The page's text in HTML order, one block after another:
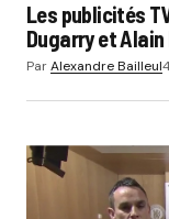
Les publicités
Dugarry et Alain
ParAlexandre Bailleul